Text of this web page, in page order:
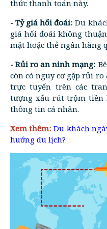
thức thanh toán này.
- Tỷ giá hối đoái: Du
giá hối đoái không
mặt hoặc thẻ ngân hàng
- Rủi ro an ninh mạng:
còn có nguy cơ gặp rủi
trực tuyến trên các
tượng xấu rút trộm tiền
thông tin cá nhân.
Xem thêm: Du khách
hướng du lịch?